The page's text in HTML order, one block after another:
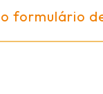
formulário